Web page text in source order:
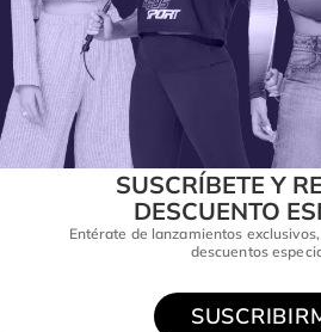
SUSCRÍBETE Y
DESCUENTO
Entérate de lanzamientos
descuentos